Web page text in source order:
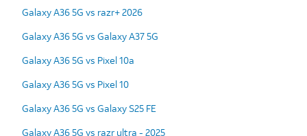
Galaxy A36 5G vs razr+ 2026
Galaxy A36 5G vs Galaxy A37 5G
Galaxy A36 5G vs Pixel 10a
Galaxy A36 5G vs Pixel 10
Galaxy A36 5G vs Galaxy S25 FE
Galaxy A36 5G vs razr ultra - 2025